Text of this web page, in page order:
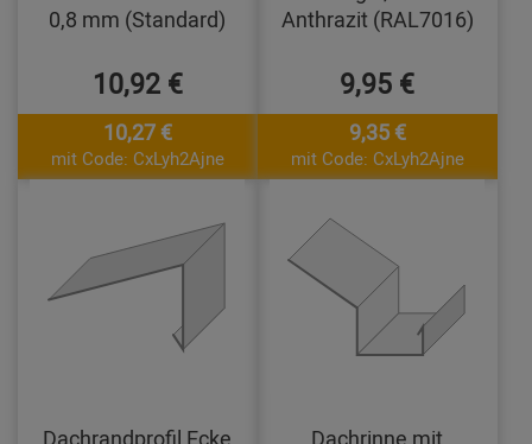
0,8 mm (Standard)
10,92 €
10,27 €
mit Code: CxLyh2Ajne
Anthrazit (RAL7016)
9,95 €
9,35 €
mit Code: CxLyh2Ajne
Dachrandprofil Ecke
Dachrinne mit